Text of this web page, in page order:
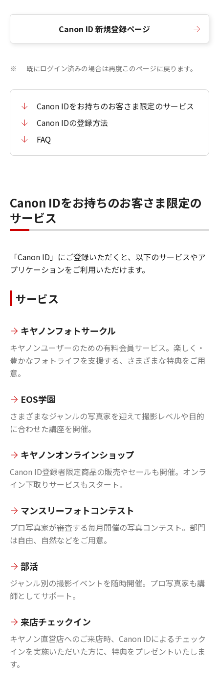
Canon ID 新規登録ページ
※ 既にログイン済みの場合は再度このページに戻ります。
Canon IDをお持ちのお客さま限定のサービス
Canon IDの登録方法
FAQ
Canon IDをお持ちのお客さま限定の
サービス
「Canon ID」にご登録いただくと、以下のサービスやア
プリケーションをご利用いただけます。
サービス
キヤノンフォトサークル
キヤノンユーザーのための有料会員サービス。楽しく・
豊かなフォトライフを支援する、さまざまな特典をご用
意。
EOS学園
さまざまなジャンルの写真家を迎えて撮影レベルや目的
に合わせた講座を開催。
キヤノンオンラインショップ
Canon ID登録者限定商品の販売やセールも開催。オンラ
イン下取りサービスもスタート。
マンスリーフォトコンテスト
プロ写真家が審査する毎月開催の写真コンテスト。部門
は自由、自然などをご用意。
部活
ジャンル別の撮影イベントを随時開催。プロ写真家も講
師としてサポート。
来店チェックイン
キヤノン直営店へのご来店時、Canon IDによるチェック
インを実施いただいた方に、特典をプレゼントいたしま
す。